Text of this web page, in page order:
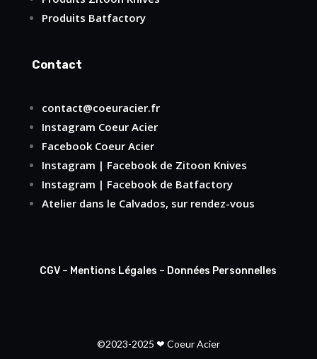
Produits Batfactory
Contact
contact@coeuracier.fr
Instagram Coeur Acier
FacebookCoeur Acier
Instagram | Facebookde Zitoon Knives
Instagram | Facebookde Batfactory
Atelier dans le Calvados, sur rendez-vous
CGV – Mentions Légales – Données Personnelles
©2023-2025 ❤ Coeur Acier